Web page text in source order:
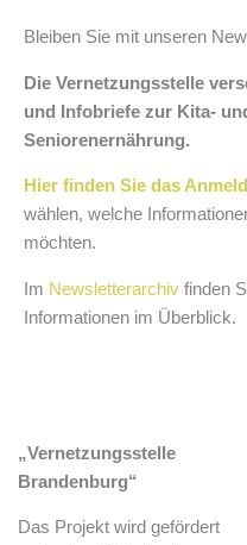
Bleiben Sie mit unseren
Die Vernetzungsstelle
und Infobriefe zur Kita-
Seniorenernährung.
Hier finden Sie das
wählen, welche
möchten.
Im Newsletterarchiv finden
Informationen im Überblick.
„Vernetzungsstelle
Brandenburg“
Das Projekt wird gefördert